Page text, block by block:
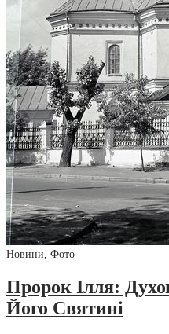
Новини, Фото
Пророк Ілля:
Його Святині